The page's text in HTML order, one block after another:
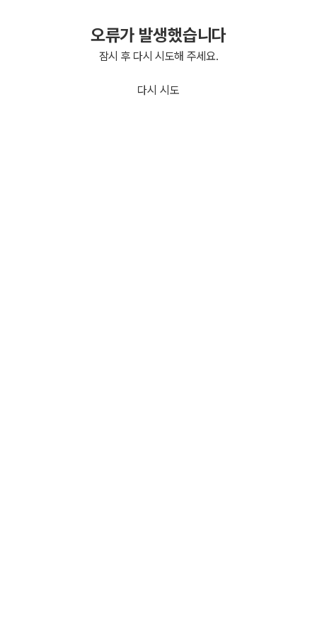
오류가 발생했습니다
잠시 후 다시 시도해 주세요.
다시 시도